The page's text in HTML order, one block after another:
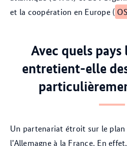
et la coopération en Europe (
Avec quels pays
entretient-elle
Un partenariat étroit sur le
l’Allemagne à la France. En